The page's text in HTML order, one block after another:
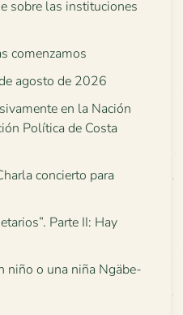
sobre las instituciones
comenzamos
agosto de 2026
en la Nación
Política de Costa
concierto para
Parte II: Hay
niño o una niña Ngäbe-